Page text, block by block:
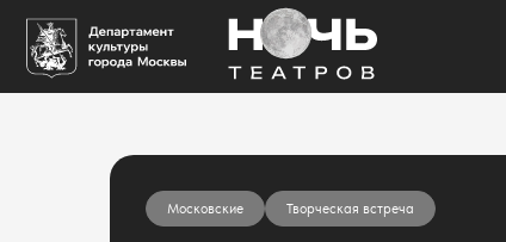
Московские Творческая встреча